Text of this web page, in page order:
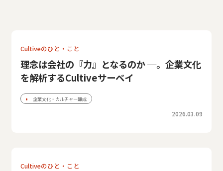
Cultiveのひと・こと
理念は会社の『力』となるのか ─。企業文化
を解析するCultiveサーベイ
企業文化・カルチャー醸成
2026.03.09
Cultiveのひと・こと